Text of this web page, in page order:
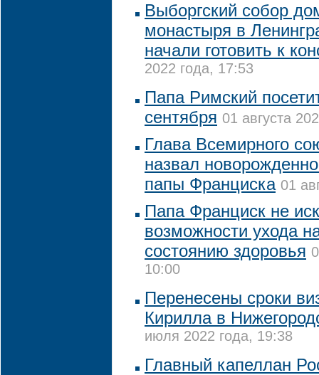
Выборгский собор
монастыря в
начали готовить к
2022 года, 17:53
Папа Римский
сентября 01 августа
Глава Всемирного
назвал
папы Франциска 01
Папа Франциск не
возможности ухода
состоянию здоровья
10:00
Перенесены сроки
Кирилла в
июля 2022 года, 19:38
Главный капеллан